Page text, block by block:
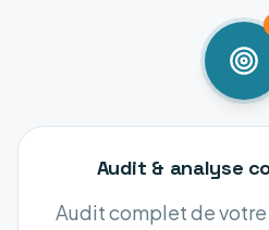
Audit & analyse
Audit complet de